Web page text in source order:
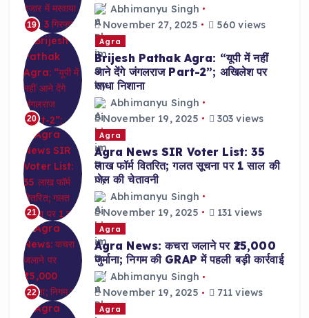
19
Abhimanyu Singh
November 27, 2025
560 views
20
Agra
Brijesh Pathak Agra: “यूपी में नहीं
आने देंगे जंगलराज Part-2”; अखिलेश पर
साधा निशाना
Abhimanyu Singh
November 19, 2025
303 views
21
Agra
Agra News SIR Voter List: 35
लाख फॉर्म वितरित; गलत सूचना पर 1 साल की
जेल की चेतावनी
Abhimanyu Singh
November 19, 2025
131 views
22
Agra
Agra News: कचरा जलाने पर ₹25,000
जुर्माना; निगम की GRAP में पहली बड़ी कार्रवाई
Abhimanyu Singh
November 19, 2025
711 views
Agra